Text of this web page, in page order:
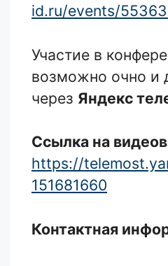
id.ru/events/
Участие в
возможно очно и
через Яндекс
Ссылка на
https://
151681660
Контактная